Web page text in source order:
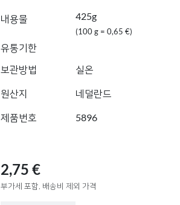
내용물 425g
(100 g = 0,65 €)
유통기한
보관방법
실온
원산지 네덜란드
제품번호 5896
2,75 €
부가세 포함, 배송비 제외 가격